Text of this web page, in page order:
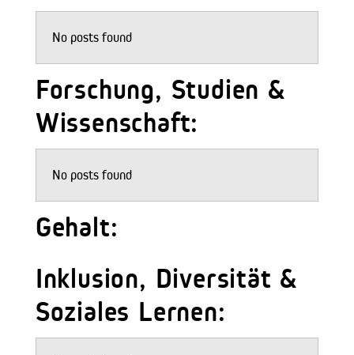
No posts found
Forschung, Studien &
Wissenschaft:
No posts found
Gehalt:
Inklusion, Diversität &
Soziales Lernen: